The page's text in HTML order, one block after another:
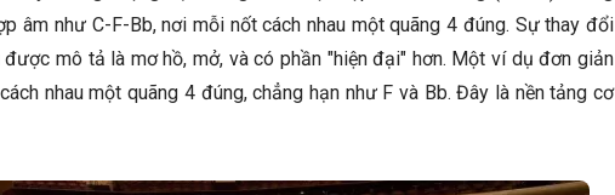
âm như C-F-Bb, nơi mỗi nốt cách nhau một quãng 4 đúng. Sự thay đổi
mô tả là mơ hồ, mở, và có phần "hiện đại" hơn. Một ví dụ đơn giản
nhau một quãng 4 đúng, chẳng hạn như F và Bb. Đây là nền tảng cơ